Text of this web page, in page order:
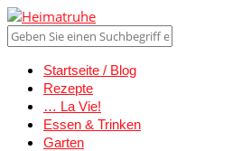
Startseite / Blog
Rezepte
… La Vie!
Essen & Trinken
Garten